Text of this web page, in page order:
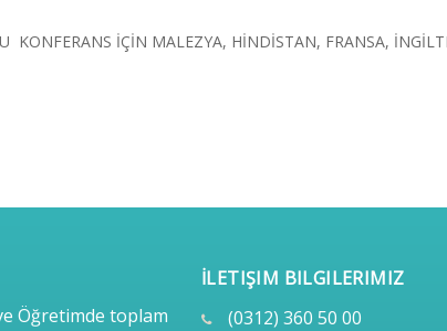
KONFERANS İÇİN MALEZYA, HİNDİSTAN, FRANSA,
Öğretimde toplam
İLETIŞIM BILGILERIMIZ
(0312) 360 50 00